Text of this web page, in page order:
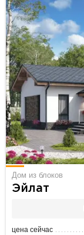
Дом из блоков
Эйлат
цена сейчас